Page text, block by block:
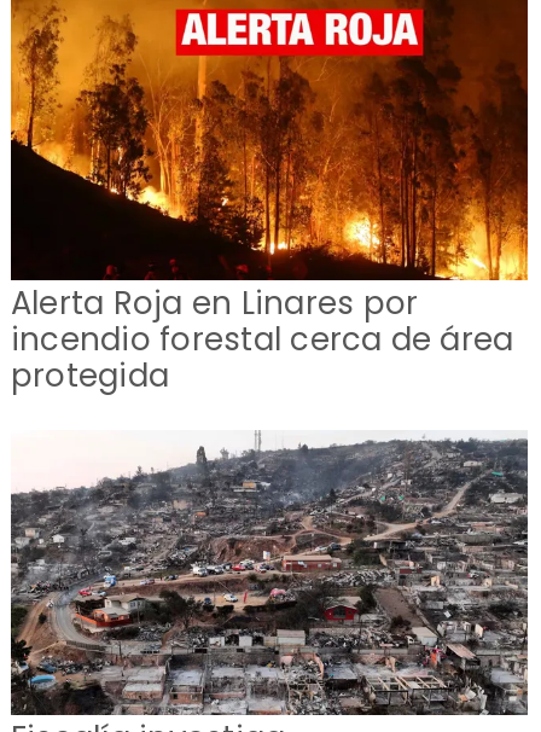
Alerta Roja en Linares por
incendio forestal cerca de área
protegida